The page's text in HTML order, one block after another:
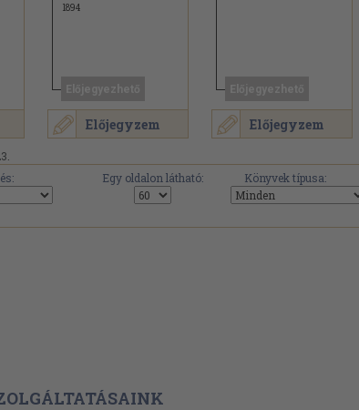
Előjegyzem
1894
Előjegyzem
Egy oldalon látható: Könyvek típusa: